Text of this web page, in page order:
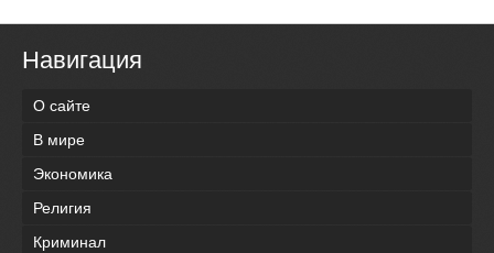
Навигация
О сайте
В мире
Экономика
Религия
Криминал